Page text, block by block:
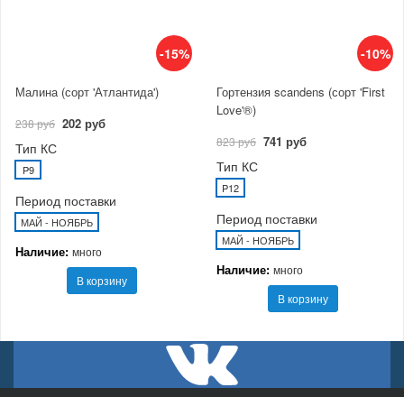
-15%
Малина (сорт 'Атлантида')
238 руб 202 руб
Тип КС
P9
Период поставки
МАЙ - НОЯБРЬ
Наличие: много
В корзину
-10%
Гортензия scandens (сорт 'First
Love'®)
823 руб 741 руб
Тип КС
P12
Период поставки
МАЙ - НОЯБРЬ
Наличие: много
В корзину